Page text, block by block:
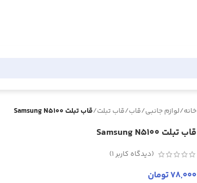
خانه/لوازم جانبی/قاب/قاب تبلت/قاب تبلت Samsung N5100
قاب تبلت Samsung N5100
(دیدگاه کاربر1
)
78,000تومان